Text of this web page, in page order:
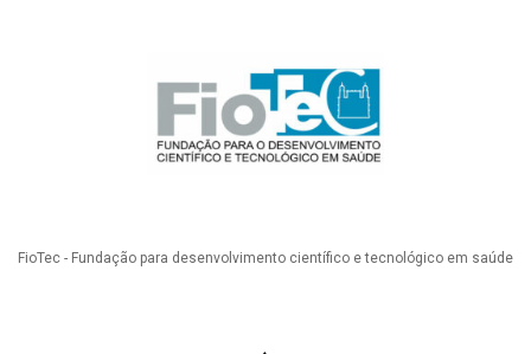
FioTec - Fundação para desenvolvimento científico e tecnológico em saúde